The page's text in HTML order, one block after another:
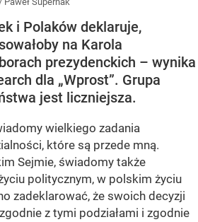
i Polaków deklaruje,
na Karola
prezydenckich – wynika
dla „Wprost”. Grupa
jest liczniejsza.
wielkiego zadania
które są przede mną.
Sejmie, świadomy także
politycznym, w polskim życiu
zadeklarować, że swoich decyzji
z tymi podziałami i zgodnie